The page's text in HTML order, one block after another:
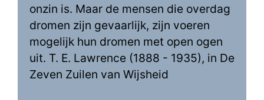
onzin is. Maar de mensen die overdag
dromen zijn gevaarlijk, zijn voeren
mogelijk hun dromen met open ogen
uit. T. E. Lawrence (1888 - 1935), in De
Zeven Zuilen van Wijsheid